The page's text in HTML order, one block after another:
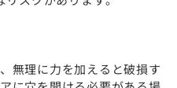
無理に力を加えると破損す